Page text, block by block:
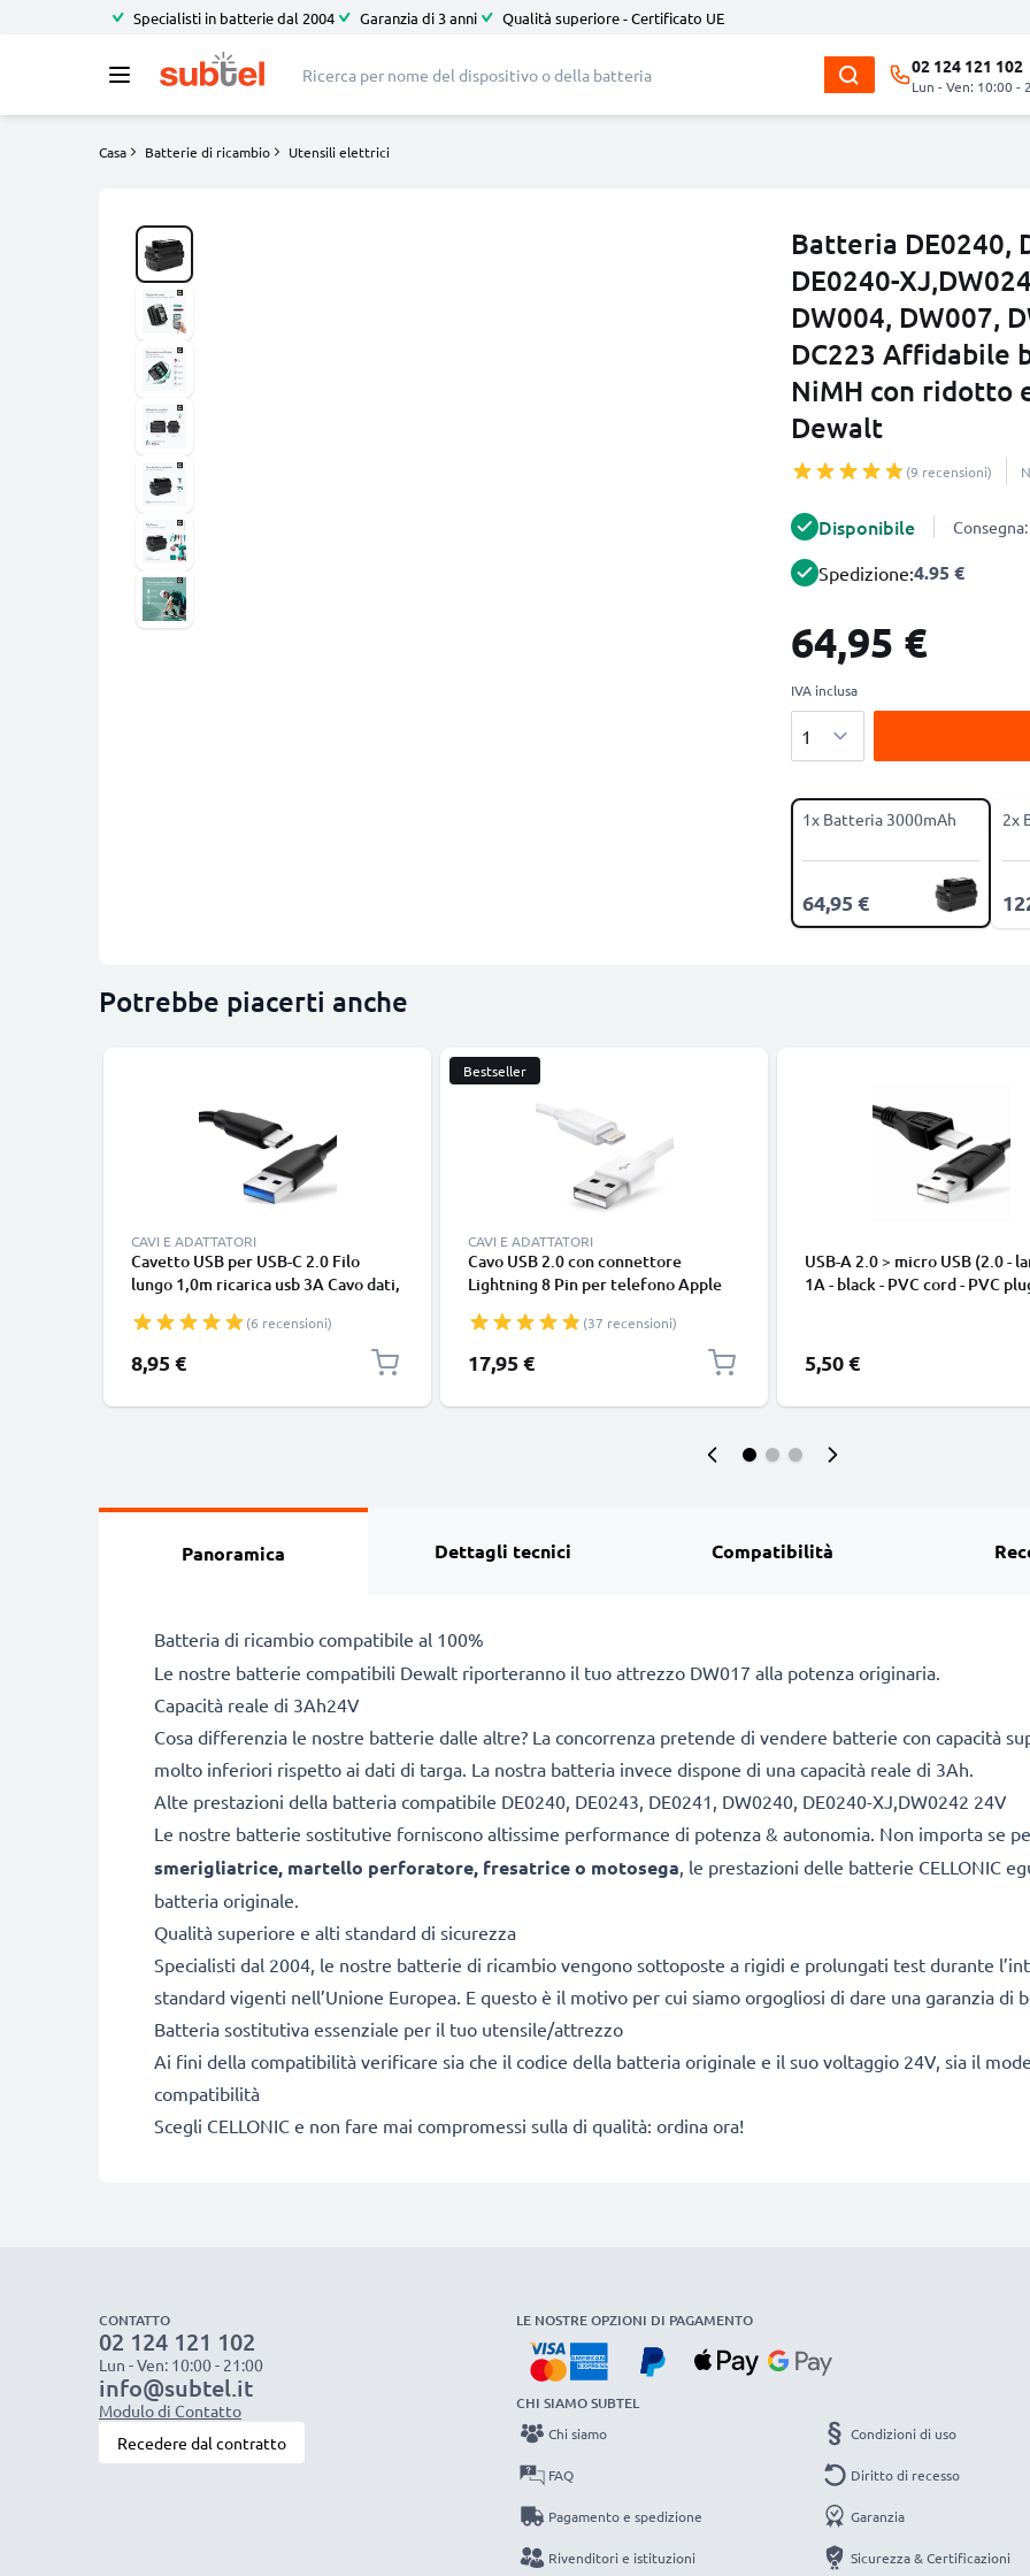
Specialisti in batterie dal 2004 Garanzia di 3 anni Qualità superiore - Certificato UE
02 124 121 102
Lun - Ven: 10:00 -
Casa Batterie di ricambio Utensili elettrici
Batteria DE0240,
DE0240-
DW004, DW007,
DC223 Affidabile
NiMH con ridotto
Dewalt
(9 recensioni)
Disponibile
Spedizione:4.95 €
64,95 €
IVA inclusa
1x Batteria 3000mAh
64,95 €
2x
Potrebbe piacerti anche
CAVI E ADATTATORI
Cavetto USB per USB-C 2.0 Filo
lungo 1,0m ricarica usb 3A Cavo dati,
smartphone (Samsung, Huawei,
Google Pixel), fotocamera Canon,
Panasonic Lumix, Sony connettore
(6 recensioni)
8,95 €
Bestseller
CAVI E ADATTATORI
Cavo USB 2.0 con connettore
Lightning 8 Pin per telefono Apple
SE filo di 1m cavetto dati & ricarica
in bianco per cellulare
(37 recensioni)
17,95 €
USB-A 2.0 > micro USB (2.0 -
1A - black - PVC cord - PVC
5,50 €
Panoramica Dettagli tecnici Compatibilità
Batteria di ricambio compatibile al 100%
Le nostre batterie compatibili Dewalt riporteranno il tuo attrezzo DW017 alla potenza originaria.
Capacità reale di 3Ah24V
Cosa differenzia le nostre batterie dalle altre? La concorrenza pretende di vendere batterie con capacità
molto inferiori rispetto ai dati di targa. La nostra batteria invece dispone di una capacità reale di 3Ah.
Alte prestazioni della batteria compatibile DE0240, DE0243, DE0241, DW0240, DE0240-XJ,DW0242 24V
Le nostre batterie sostitutive forniscono altissime performance di potenza & autonomia. Non importa se
smerigliatrice, martello perforatore, fresatrice o motosega, le prestazioni delle batterie CELLONIC
batteria originale.
Qualità superiore e alti standard di sicurezza
Specialisti dal 2004, le nostre batterie di ricambio vengono sottoposte a rigidi e prolungati test durante
standard vigenti nell’Unione Europea. E questo è il motivo per cui siamo orgogliosi di dare una garanzia di
Batteria sostitutiva essenziale per il tuo utensile/attrezzo
Ai fini della compatibilità verificare sia che il codice della batteria originale e il suo voltaggio 24V, sia il
compatibilità
Scegli CELLONIC e non fare mai compromessi sulla di qualità: ordina ora!
CONTATTO
02 124 121 102
Lun - Ven: 10:00 - 21:00
info@subtel.it
Modulo di Contatto
Recedere dal contratto
LE NOSTRE OPZIONI DI PAGAMENTO
CHI SIAMO SUBTEL
Chi siamo
FAQ
Pagamento e spedizione
Rivenditori e istituzioni
Condizioni di uso
Diritto di recesso
Garanzia
Sicurezza & Certificazioni